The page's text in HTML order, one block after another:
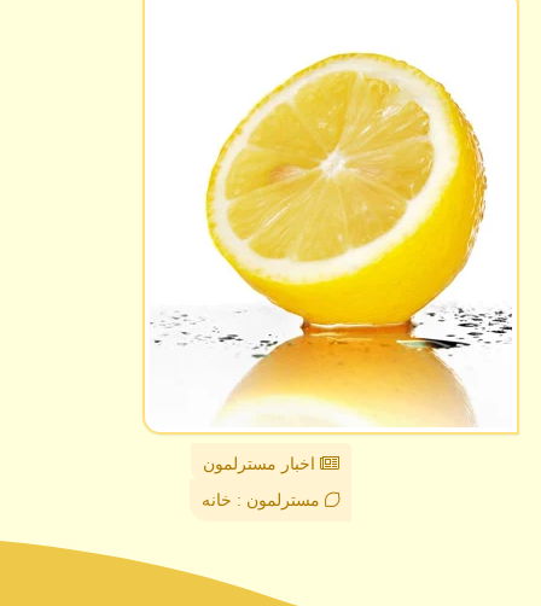
اخبار مسترلمون
مسترلمون : خانه